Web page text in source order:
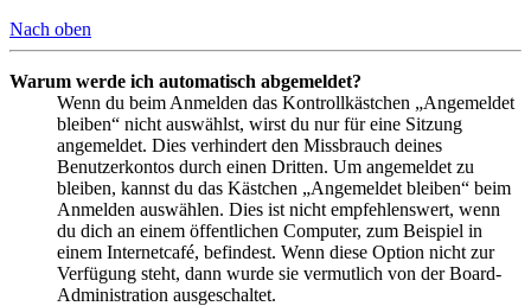
Nach oben
Warum werde ich automatisch abgemeldet?
Wenn du beim Anmelden das Kontrollkästchen „Angemeldet
bleiben“ nicht auswählst, wirst du nur für eine Sitzung
angemeldet. Dies verhindert den Missbrauch deines
Benutzerkontos durch einen Dritten. Um angemeldet zu
bleiben, kannst du das Kästchen „Angemeldet bleiben“ beim
Anmelden auswählen. Dies ist nicht empfehlenswert, wenn
du dich an einem öffentlichen Computer, zum Beispiel in
einem Internetcafé, befindest. Wenn diese Option nicht zur
Verfügung steht, dann wurde sie vermutlich von der Board-
Administration ausgeschaltet.